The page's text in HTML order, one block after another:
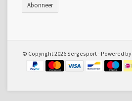
Abonneer
© Copyright 2026 Sergesport - Powered by